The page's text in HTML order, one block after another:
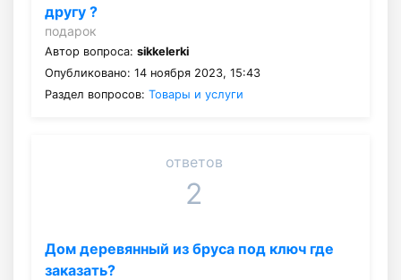
другу ?
подарок
Автор вопроса: sikkelerki
Опубликовано: 14 ноября 2023, 15:43
Раздел вопросов: Товары и услуги
ответов
2
Дом деревянный из бруса под ключ где
заказать?